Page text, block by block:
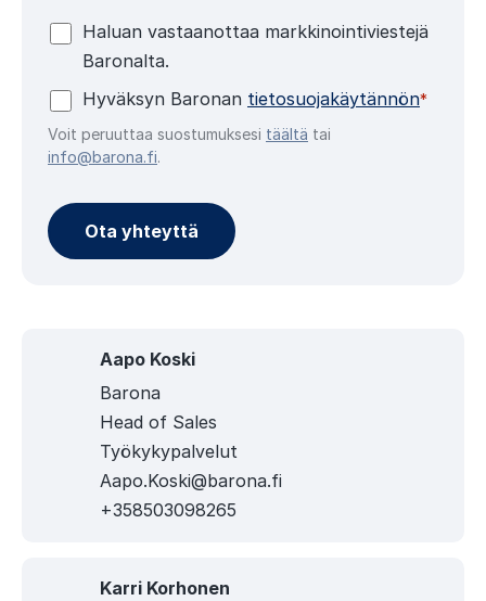
Haluan vastaanottaa markkinointiviestejä
Baronalta.
Hyväksyn Baronan tietosuojakäytännön*
Voit peruuttaa suostumuksesi täältä tai
info@barona.fi.
Aapo Koski
Barona
Head of Sales
Työkykypalvelut
Aapo.Koski@barona.fi
+358503098265
Karri Korhonen